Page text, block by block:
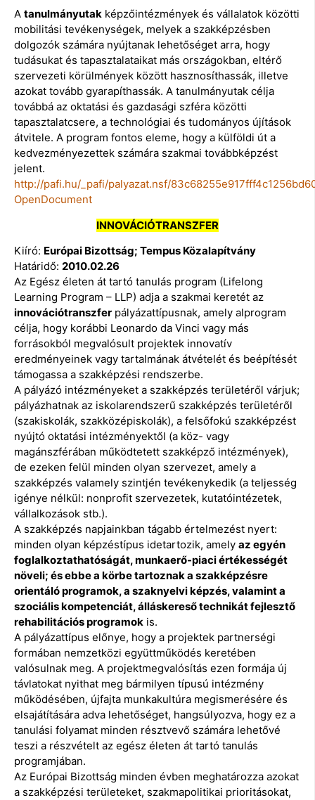
A tanulmányutak képzőintézmények és vállalatok közötti
mobilitási tevékenységek, melyek a szakképzésben
dolgozók számára nyújtanak lehetőséget arra, hogy
tudásukat és tapasztalataikat más országokban, eltérő
szervezeti körülmények között hasznosíthassák, illetve
azokat tovább gyarapíthassák. A tanulmányutak célja
továbbá az oktatási és gazdasági szféra közötti
tapasztalatcsere, a technológiai és tudományos újítások
átvitele. A program fontos eleme, hogy a külföldi út a
kedvezményezettek számára szakmai továbbképzést
jelent.
http://pafi.hu/_pafi/palyazat.nsf/
OpenDocument
INNOVÁCIÓTRANSZFER
Kiíró: Európai Bizottság; Tempus Közalapítvány
Határidő: 2010.02.26
Az Egész életen át tartó tanulás program (Lifelong
Learning Program – LLP) adja a szakmai keretét az
innovációtranszfer pályázattípusnak, amely alprogram
célja, hogy korábbi Leonardo da Vinci vagy más
forrásokból megvalósult projektek innovatív
eredményeinek vagy tartalmának átvételét és beépítését
támogassa a szakképzési rendszerbe.
A pályázó intézményeket a szakképzés területéről várjuk;
pályázhatnak az iskolarendszerű szakképzés területéről
(szakiskolák, szakközépiskolák), a felsőfokú szakképzést
nyújtó oktatási intézményektől (a köz- vagy
magánszférában működtetett szakképző intézmények),
de ezeken felül minden olyan szervezet, amely a
szakképzés valamely szintjén tevékenykedik (a teljesség
igénye nélkül: nonprofit szervezetek, kutatóintézetek,
vállalkozások stb.).
A szakképzés napjainkban tágabb értelmezést nyert:
minden olyan képzéstípus idetartozik, amely az egyén
foglalkoztathatóságát, munkaerő-piaci értékességét
növeli; és ebbe a körbe tartoznak a szakképzésre
orientáló programok, a szaknyelvi képzés, valamint a
szociális kompetenciát, álláskereső technikát fejlesztő
rehabilitációs programok is.
A pályázattípus előnye, hogy a projektek partnerségi
formában nemzetközi együttműködés keretében
valósulnak meg. A projektmegvalósítás ezen formája új
távlatokat nyithat meg bármilyen típusú intézmény
működésében, újfajta munkakultúra megismerésére és
elsajátítására adva lehetőséget, hangsúlyozva, hogy ez a
tanulási folyamat minden résztvevő számára lehetővé
teszi a részvételt az egész életen át tartó tanulás
programjában.
Az Európai Bizottság minden évben meghatározza azokat
a szakképzési területeket, szakmapolitikai prioritásokat,